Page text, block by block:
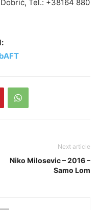
Tel.: +38164 880
Next article
Niko Milosevic – 2016 –
Samo Lom